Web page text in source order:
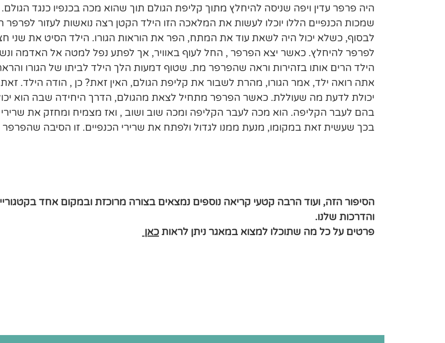
היה פרפר עדין ויפה שניסה להיחלץ מתוך קליפת הגולם תוך שהוא מכה בכנפיו כנגד
שמכות הכנפיים הללו יוכלו לעשות את המלאכה הזו הילד הקטן רצה נואשות לעזור לפרפר
לבסוף, כשלא יכול היה לשאת עוד את המתח, הפר את הוראות הגורו. הילד הסיט את שני
לפרפר להיחלץ. כאשר יצא הפרפר , החל לעוף באוויר, אך לפתע נפל למטה אל האדמה
הילד הרים אותו בזהירות וראה שהפרפר מת. שטוף דמעות הלך הילד לביתו של הגורו
אתה רואה ילד, אמר הגורו, מהרת לשבור את קליפת הגולם, האין זאת? כן , הודה הילד.
יכולת לדעת מה שעוללת. כאשר הפרפר מתחיל לצאת מהגולם, הדרך היחידה שבה הוא
בהם לעבר הקליפה. הוא מכה לעבר הקליפה ומכה שוב ושוב , ואז מצמיח ומחזק את
בכך שעשית זאת במקומו, מנעת ממנו לגדול ולפתח את שרירי הכנפיים. זו הסיבה
הסיפור הזה, ועוד הרבה קטעי קריאה נוספים נמצאים בצורה מרוכזת ובמקום אחד
והדרכות שלנו.
פרטים על כל מה שתוכלו למצוא במאגר ניתן לראות כאן